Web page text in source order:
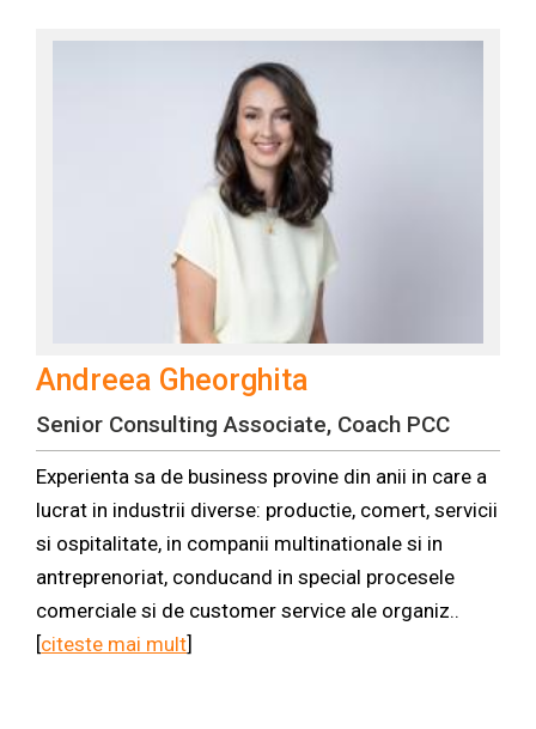
Andreea Gheorghita
Senior Consulting Associate, Coach PCC
Experienta sa de business provine din anii in care a
lucrat in industrii diverse: productie, comert, servicii
si ospitalitate, in companii multinationale si in
antreprenoriat, conducand in special procesele
comerciale si de customer service ale organiz..
[citeste mai mult]